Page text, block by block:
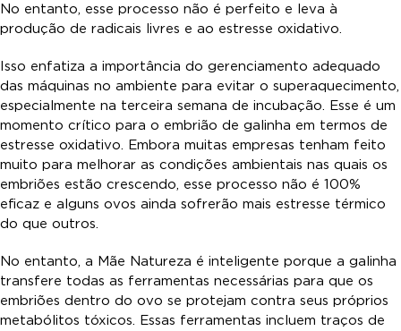
No entanto, esse processo não é perfeito e leva à
produção de radicais livres e ao estresse oxidativo.
Isso enfatiza a importância do gerenciamento adequado
das máquinas no ambiente para evitar o superaquecimento,
especialmente na terceira semana de incubação. Esse é um
momento crítico para o embrião de galinha em termos de
estresse oxidativo. Embora muitas empresas tenham feito
muito para melhorar as condições ambientais nas quais os
embriões estão crescendo, esse processo não é 100%
eficaz e alguns ovos ainda sofrerão mais estresse térmico
do que outros.
No entanto, a Mãe Natureza é inteligente porque a galinha
transfere todas as ferramentas necessárias para que os
embriões dentro do ovo se protejam contra seus próprios
metabólitos tóxicos. Essas ferramentas incluem traços de